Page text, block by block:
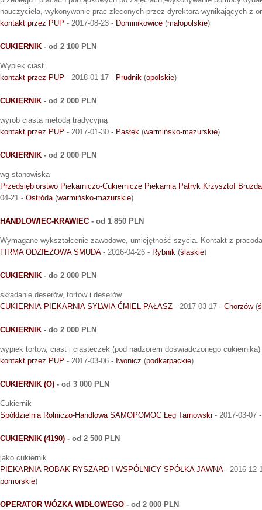
nauczyciela,-wykonywanie prac zleconych przez dyrektora wynikających z
kontakt przez PUP - 2017-08-23 - Dominikowice (małopolskie)
CUKIERNIK - od 2 100 PLN
Wypiek ciast
kontakt przez PUP - 2018-01-17 - Prudnik (opolskie)
CUKIERNIK - od 2 000 PLN
wyrob ciasta metodą tradycyjną
kontakt przez PUP - 2017-01-30 - Pasłęk (warmińsko-mazurskie)
CUKIERNIK - od 2 000 PLN
wg stanowiska
Przedsiębiorstwo Piekarniczo-Cukiernicze Piekarnia Patryk Krzysztof
04-21 - Ostróda(warmińsko-mazurskie)
HANDLOWIEC-KRAWIEC - od 1 850 PLN
Wymagane wykształcenie zawodowe, umiejętność szycia. Kontakt z
FIRMA ODZIEŻOWA SMUDA- 2016-04-26 - Rybnik (śląskie)
CUKIERNIK - do 2 000 PLN
składanie deserów, tortów i deserów
CUKIERNIA-PIEKARNIA SYLWIA ĆMIEL-PAŁASZ - 2017-03-17 - Chorzów(
CUKIERNIK - do 2 000 PLN
wypiek tortów, ciast i ciasteczek (pod nadzorem doświadczonego cukiernika)
kontakt przez PUP - 2017-03-06 - Iwonicz (podkarpackie)
CUKIERNIK (O) - od 3 000 PLN
Cukiernik
Spółdzielnia Rolniczo-Handlowa SAMOPOMOC Łęg Tarnowski - 2017-03-07
CUKIERNIK (4190) - od 2 500 PLN
jako cukiernik
PIEKARNIA ROBAK RYSZARD I WSPÓLNICY SPÓŁKA JAWNA- 2016-12-
pomorskie)
OPERATOR WÓZKA WIDŁOWEGO - od 2 000 PLN